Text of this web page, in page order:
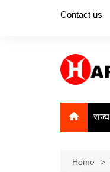
Contact us
राज्य
Home